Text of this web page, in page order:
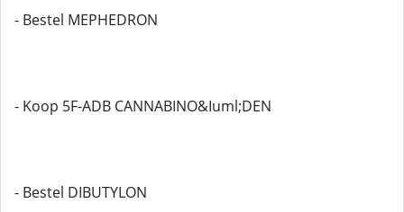
- Bestel MEPHEDRON
- Koop 5F-ADB CANNABINO&Iuml;DEN
- Bestel DIBUTYLON